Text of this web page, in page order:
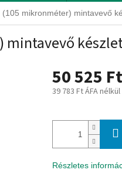
(105 mikronméter) mintavevő
mintavevő
50 525 Ft
39 783 Ft ÁFA nélkül
Részletes